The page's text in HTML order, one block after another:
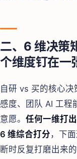
二、6 维决策
个维度钉在一
自研 vs 买的核心
感度、团队 AI 工程
意愿。 任何一维打
6 维综合打分 ，下
断时反复打磨出来的